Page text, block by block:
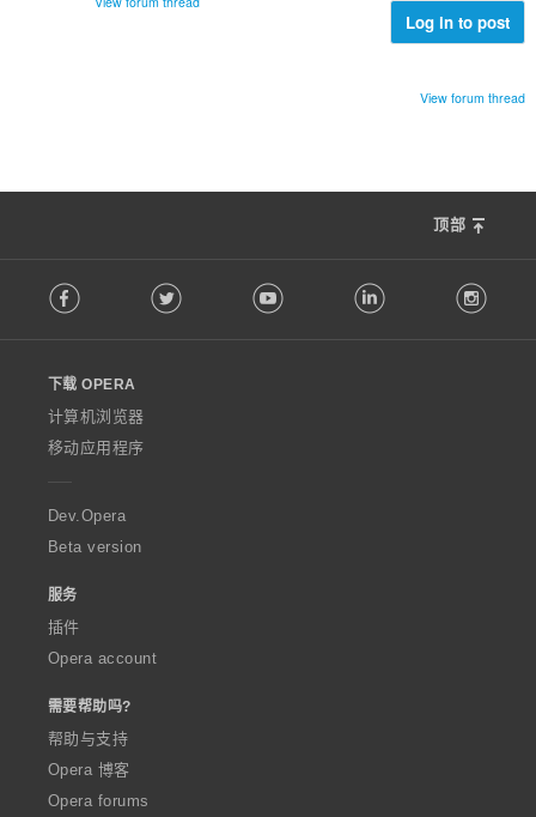
Log in to post
View forum thread
顶部
o
w
O
p
e
a
Facebook Twitter Youtube LinkedIn
下载 OPERA
计算机浏览器
移动应用程序
Dev.Opera
Beta version
服务
插件
Opera account
需要帮助吗?
帮助与支持
Opera 博客
Opera forums